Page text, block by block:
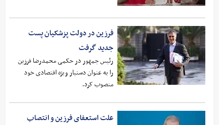
فرزین در دولت پزشکیان پست
جدید گرفت
رئیس جمهور در حکمی محمدرضا فرزین
را به عنوان دستیار ویژه اقتصادی خود
منصوب کرد.
علت استعفای فرزین و انتصاب